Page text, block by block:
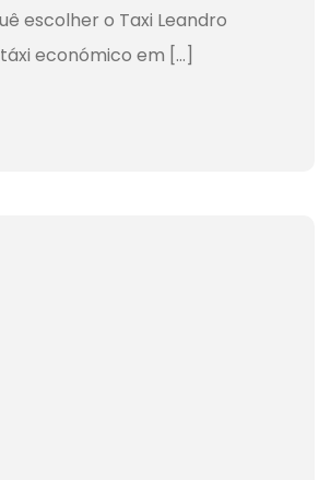
escolher o Taxi Leandro
económico em [...]